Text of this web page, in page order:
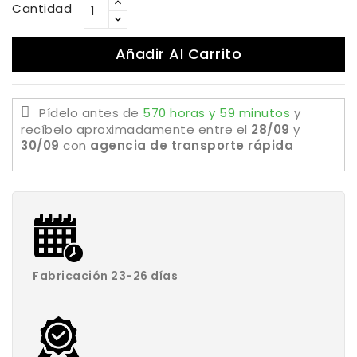
Cantidad
Añadir Al Carrito
Pídelo antes de 570 horas y 59 minutos y
recíbelo aproximadamente entre el 28/09 y
30/09 con agencia de transporte rápida
Fabricación 23-26 días